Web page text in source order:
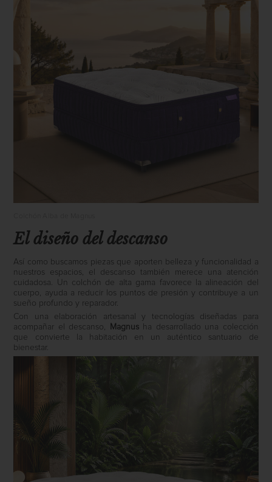
El diseño del descanso
Así como buscamos piezas que aporten belleza y funcionalidad a
nuestros espacios, el descanso también merece una atención
cuidadosa. Un colchón de alta gama favorece la alineación del
cuerpo, ayuda a reducir los puntos de presión y contribuye a un
sueño profundo y reparador.
Con una elaboración artesanal y tecnologías diseñadas para
acompañar el descanso,
Magnusha desarrollado una colección
que convierte la habitación en un auténtico santuario de
bienestar.